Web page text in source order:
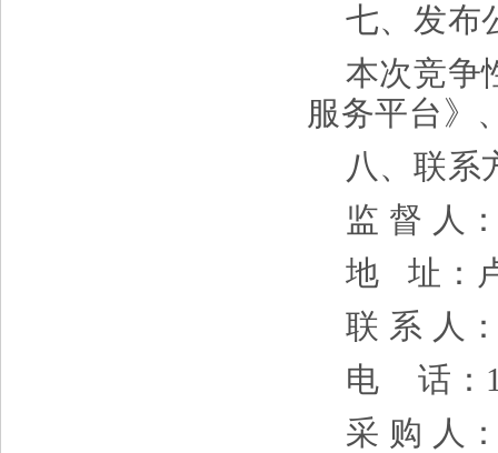
七、发布
本次竞争
服务平台》
八、联系
监 督 人
地 址：
联 系 人
电
话：
采 购 人